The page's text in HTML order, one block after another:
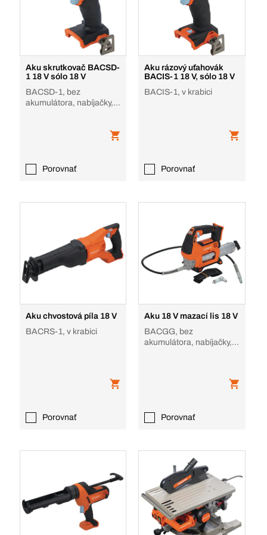
Aku skrutkovač BACSD-
1 18 V sólo 18 V
BACSD-1, bez
akumulátora, nabíjačky, v
Porovnať
Aku rázový uťahovák
BACIS-1 18 V, sólo 18 V
BACIS-1, v krabici
Porovnať
Aku chvostová píla 18 V
BACRS-1, v krabici
Porovnať
Aku 18 V mazací lis 18 V
BACGG, bez
akumulátora, nabíjačky, v
Porovnať